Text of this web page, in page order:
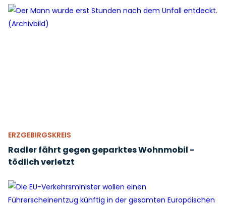
ERZGEBIRGSKREIS
Radler fährt gegen geparktes Wohnmobil -
tödlich verletzt